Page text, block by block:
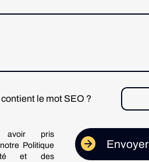
le mot SEO ?
avoir pris
Politique
et des